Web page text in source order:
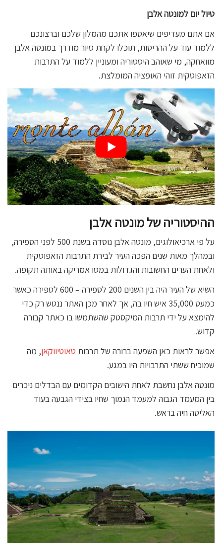
טיול יום למונטה אלבן
אם אתם מעדיפים שיאספו אתכם מהמלון שלכם וברצונכם
ללמוד עוד על ההריסות, תוכלו לקחת סיור מודרך במונטה אלבן
מוואחקה, מי שאוהב היסטוריה ומעוניין ללמוד על התרבות
הזאפוטקית זוהי האופציה המומלצת.
ההיסטוריה של מונטה אלבן
על פי ארכיאולוגים, מונטה אלבן נוסדה בשנת 500 לפני הספירה,
ובמהלך מאות שנים הפכה העיר לבירת התרבות הזאפוטקית
ולאחת הערים החשובות והגדולות במסו אמריקה באותה תקופה.
השיא של העיר היה בין השנים 200 לספירה – 600 לספירה כאשר
כמעט 35,000 איש חיו בה, אך לאחר מכן האתר ננטש רק כדי
להימצא על ידי תרבות המיקסטק שהשתמשו בו כאתר קבורה
קדוש.
אפשר לראות כאן השפעה ברורה של תרבות טאוטיווקאן, מה
שמוכיח ששתי התרבויות היו במגע.
מונטה אלבן נחשבת לאחת הישובים הקדומים עם הבדלים ניכרים
בין המעמד הגבוה למעמד הנמוך שחיו בצידי הגבעה בעוד
האליטה חיה בראש.